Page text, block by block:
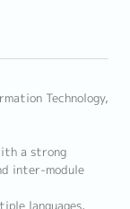
Technology,
a strong
inter-module
languages,